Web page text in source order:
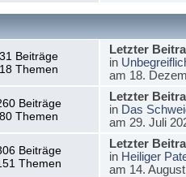
31 Beiträge
18 Themen
Letzter
in
am 18.
Beiträge
80 Themen
Letzter
in Das
am 29. Juli
Beiträge
Themen
Letzter
in Heiliger
am 14.